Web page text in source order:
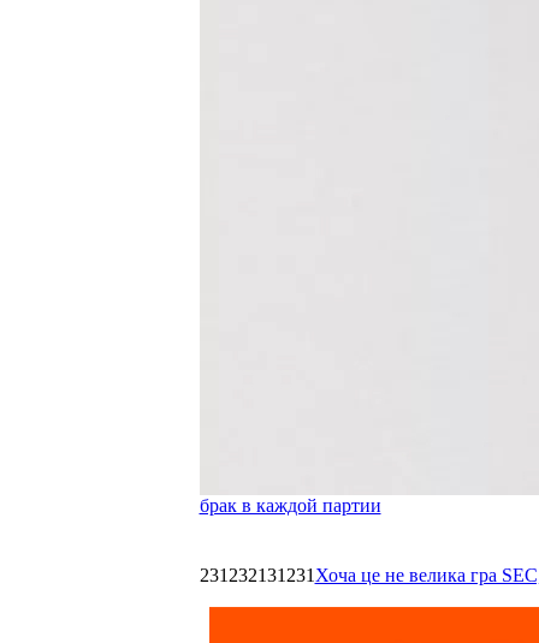
брак в каждой партии
231232131231 Хоча це не велика гра